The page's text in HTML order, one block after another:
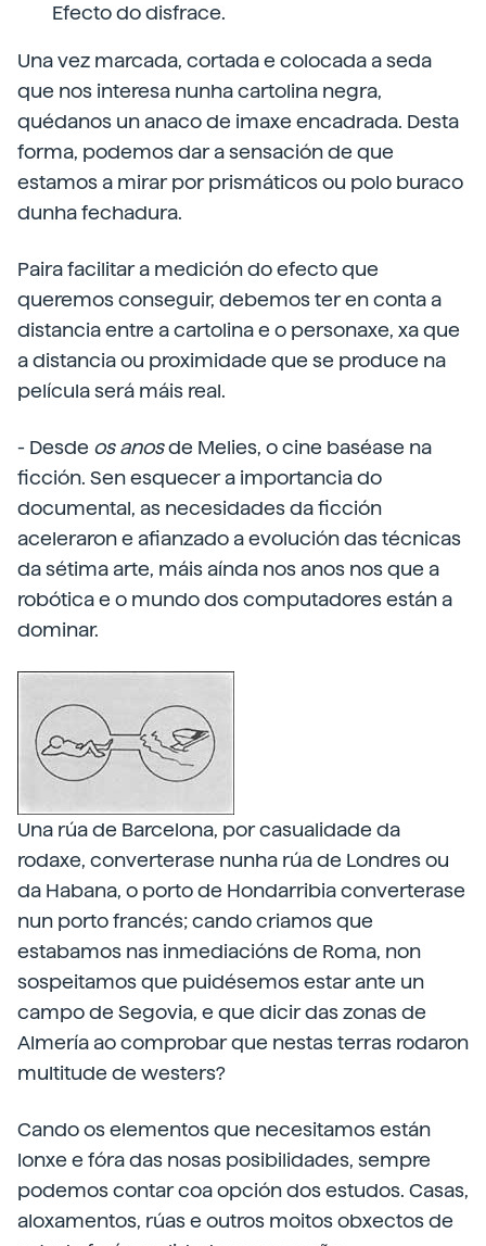
Efecto do disfrace.
Una vez marcada, cortada e colocada a seda
que nos interesa nunha cartolina negra,
quédanos un anaco de imaxe encadrada. Desta
forma, podemos dar a sensación de que
estamos a mirar por prismáticos ou polo buraco
dunha fechadura.
Paira facilitar a medición do efecto que
queremos conseguir, debemos ter en conta a
distancia entre a cartolina e o personaxe, xa que
a distancia ou proximidade que se produce na
película será máis real.
- Desde os anosde Melies, o cine baséase na
ficción. Sen esquecer a importancia do
documental, as necesidades da ficción
aceleraron e afianzado a evolución das técnicas
da sétima arte, máis aínda nos anos nos que a
robótica e o mundo dos computadores están a
dominar.
Una rúa de Barcelona, por casualidade da
rodaxe, converterase nunha rúa de Londres ou
da Habana, o porto de Hondarribia converterase
nun porto francés; cando criamos que
estabamos nas inmediacións de Roma, non
sospeitamos que puidésemos estar ante un
campo de Segovia, e que dicir das zonas de
Almería ao comprobar que nestas terras rodaron
multitude de westers?
Cando os elementos que necesitamos están
lonxe e fóra das nosas posibilidades, sempre
podemos contar coa opción dos estudos. Casas,
aloxamentos, rúas e outros moitos obxectos de